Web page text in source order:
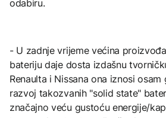
odabiru.
- U zadnje vrijeme većina
bateriju daje dosta izdašnu
Renaulta i Nissana ona iznosi
razvoj takozvanih "solid state"
značajno veću gustoću energije/